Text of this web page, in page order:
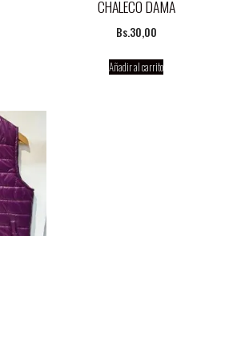
CHALECO DAMA
Bs.30,00
Añadir al carrito